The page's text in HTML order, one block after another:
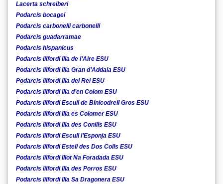
Lacerta schreiberi
Podarcis bocagei
Podarcis carbonelli carbonelli
Podarcis guadarramae
Podarcis hispanicus
Podarcis lilfordi Illa de l’Aire ESU
Podarcis lilfordi Illa Gran d’Addaia ESU
Podarcis lilfordi Illa del Rei ESU
Podarcis lilfordi Illa d’en Colom ESU
Podarcis lilfordi Escull de Binicodrell Gros ESU
Podarcis lilfordi Illa es Colomer ESU
Podarcis lilfordi Illa des Conills ESU
Podarcis lilfordi Escull l’Esponja ESU
Podarcis lilfordi Estell des Dos Colls ESU
Podarcis lilfordi Illot Na Foradada ESU
Podarcis lilfordi Illa des Porros ESU
Podarcis lilfordi Illa Sa Dragonera ESU